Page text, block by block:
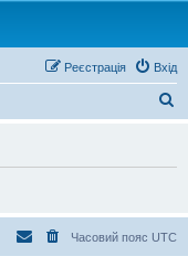
Вхід
Реєстрація
Часовий пояс UTC